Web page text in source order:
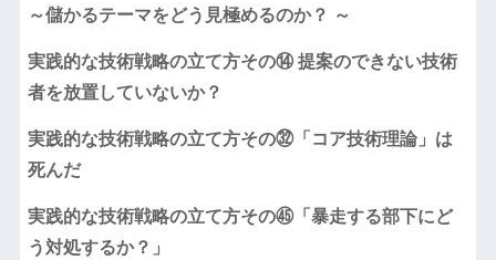
～儲かるテーマをどう見極めるのか？ ～
実践的な技術戦略の立て方その⑭ 提案のできない技術
者を放置していないか？
実践的な技術戦略の立て方その㉜「コア技術理論」は
死んだ
実践的な技術戦略の立て方その㊺「暴走する部下にど
う対処するか？」